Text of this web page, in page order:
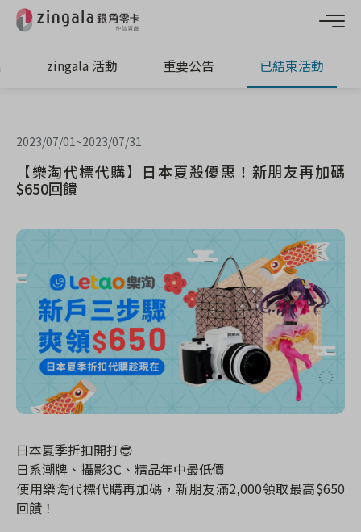
zingala 活動 重要公告 已結束活動
2023/07/01 ~2023/07/31
【樂淘代標代購】日本夏殺優惠！新朋友再加碼
$650回饋
日本夏季折扣開打😎
日系潮牌、攝影3C 、精品年中最低價
使用樂淘代標代購再加碼，新朋友滿2,000領取最高$650
回饋！